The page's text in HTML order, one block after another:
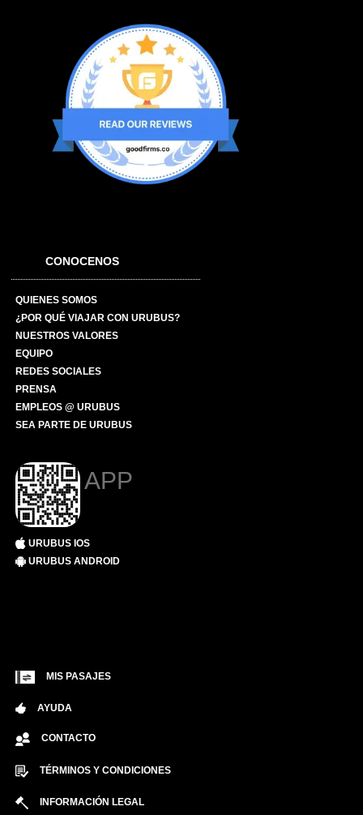
CONOCENOS
QUIENES SOMOS
¿POR QUÉ VIAJAR CON URUBUS?
NUESTROS VALORES
EQUIPO
REDES SOCIALES
PRENSA
EMPLEOS @ URUBUS
SEA PARTE DE URUBUS
APP
URUBUS IOS
URUBUS ANDROID
MIS PASAJES
AYUDA
CONTACTO
TÉRMINOS Y CONDICIONES
INFORMACIÓN LEGAL